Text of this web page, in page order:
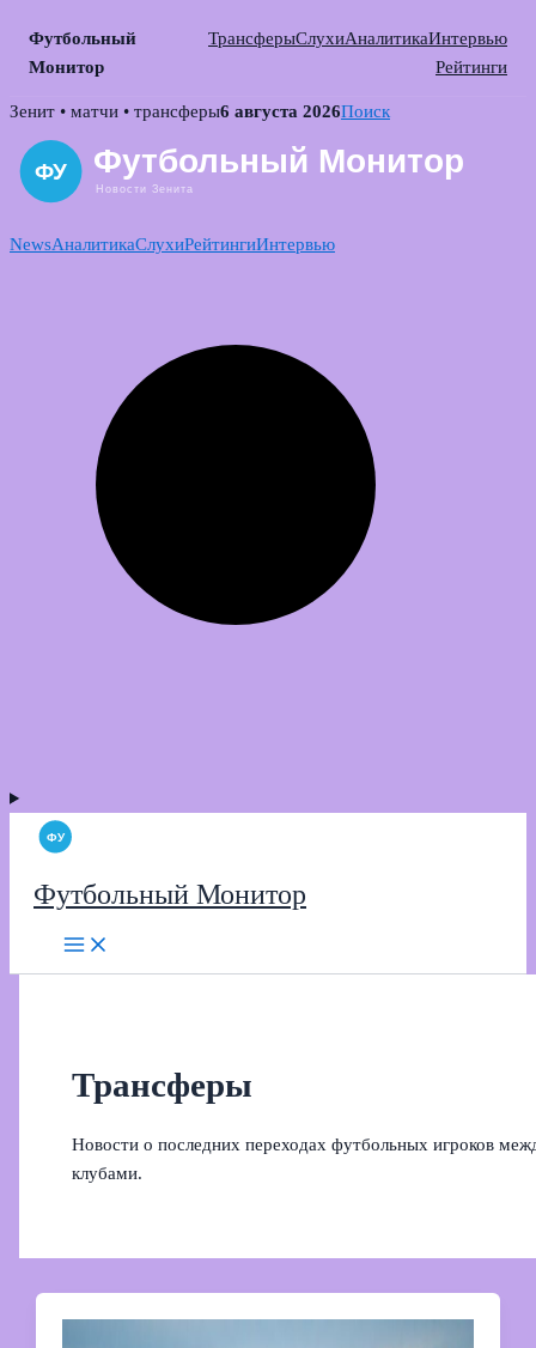
Футбольный
Монитор
ТрансферыСлухиАналитикаИнтервью
Рейтинги
Skip
content
Зенит • матчи • трансферы6 августа 2026Поиск
NewsАналитикаСлухиРейтингиИнтервью
Футбольный Монитор
Трансферы
Новости о последних переходах футбольных игроков
клубами.